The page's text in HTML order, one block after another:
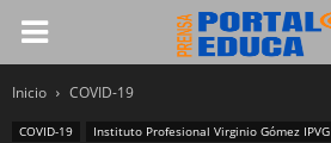
Inicio COVID-19
COVID-19 Instituto Profesional Virginio Gómez IPVG